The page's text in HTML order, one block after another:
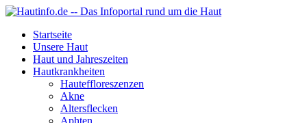
Startseite
Unsere Haut
Haut und Jahreszeiten
Hautkrankheiten
Hauteffloreszenzen
Akne
Altersflecken
Aphten